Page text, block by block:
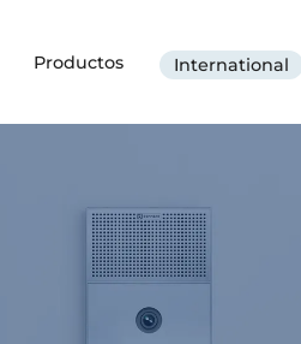
Productos International